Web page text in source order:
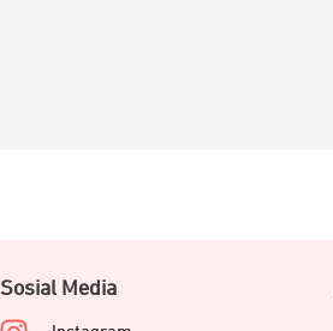
Sosial Media